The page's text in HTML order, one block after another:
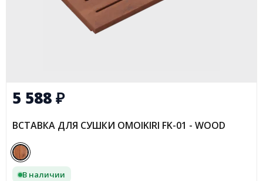
5 588₽
ВСТАВКА ДЛЯ СУШКИ OMOIKIRI FK-01 - WOOD
В наличии